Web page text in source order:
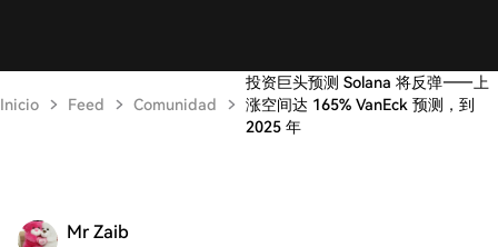
Inicio Feed Comunidad
投资巨头预测 Solana 将反弹——上
涨空间达 165% VanEck 预测，到
2025 年
Mr Zaib